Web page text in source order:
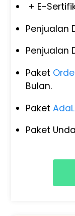
+ E-
Penjualan
Penjualan
Paket
Bulan.
Paket
Paket